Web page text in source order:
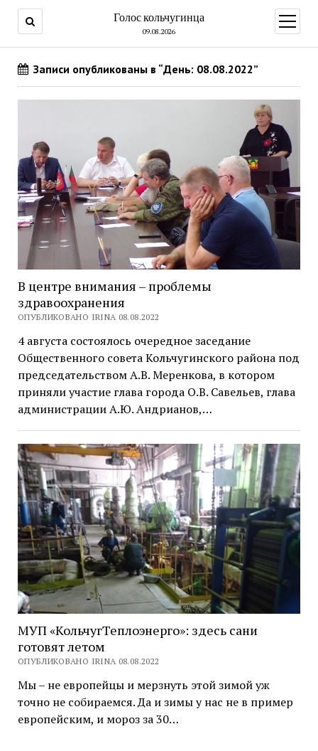
Голос кольчугинца
09.08.2026
меню
Записи опубликованы в “День: 08.08.2022”
В центре внимания – проблемы
здравоохранения
ОПУБЛИКОВАНО IRINA 08.08.2022
4 августа состоялось очередное заседание
Общественного совета Кольчугинского района под
председательством А.В. Меренкова, в котором
приняли участие глава города О.В. Савельев, глава
администрации А.Ю. Андрианов,…
МУП «КольчугТеплоэнерго»: здесь сани
готовят летом
ОПУБЛИКОВАНО IRINA 08.08.2022
Мы – не европейцы и мерзнуть этой зимой уж
точно не собираемся. Да и зимы у нас не в пример
европейским, и мороз за 30…